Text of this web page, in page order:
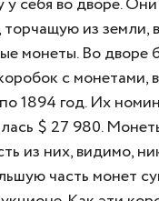
у себя во дворе.
из земли,
монеты. Во дворе
с монетами,
1894 год. Их
$ 27 980.
из них, видимо,
часть монет